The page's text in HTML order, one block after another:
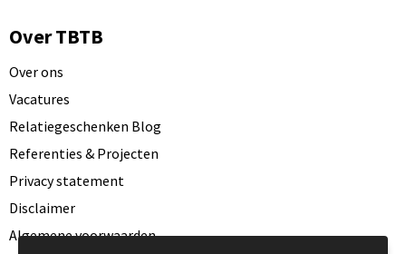
Over TBTB
Over ons
Vacatures
Relatiegeschenken Blog
Referenties & Projecten
Privacy statement
Disclaimer
Algemene voorwaarden